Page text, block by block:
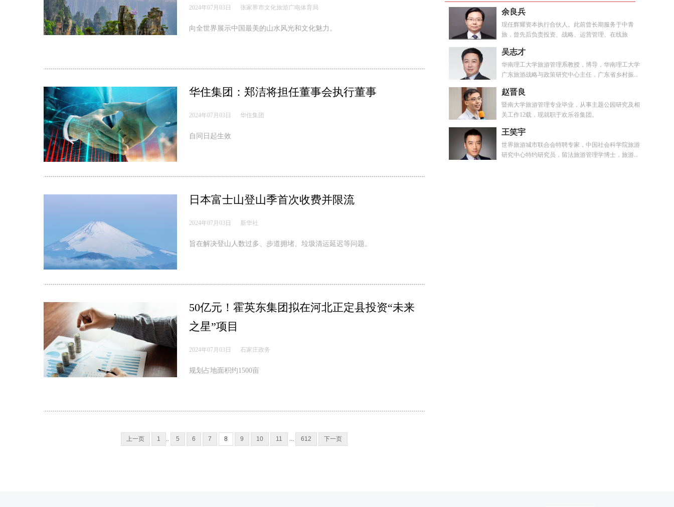
2024年07月03日 张家界市文化旅游广电体育局
向全世界展示中国最美的山水风光和文化魅力。
华住集团：郑洁将担任董事会执行董事
2024年07月03日 华住集团
自同日起生效
日本富士山登山季首次收费并限流
2024年07月03日 新华社
旨在解决登山人数过多、步道拥堵、垃圾清运延迟等问题。
50亿元！霍英东集团拟在河北正定县投资“未来
之星”项目
2024年07月03日 石家庄政务
规划占地面积约1500亩
上一页 1 .. 5 6 7 8 9 10 11 ... 612 下一页
余良兵
现任辉耀资本执行合伙人。此前曾长期服务于中青
旅，曾先后负责投资、战略、运营管理、在线旅
吴志才
华南理工大学旅游管理系教授，博导，华南理工大学
广东旅游战略与政策研究中心主任，广东省乡村振...
赵晋良
暨南大学旅游管理专业毕业，从事主题公园研究及相
关工作12载，现就职于欢乐谷集团。
王笑宇
世界旅游城市联合会特聘专家，中国社会科学院旅游
研究中心特约研究员，留法旅游管理学博士，旅游...